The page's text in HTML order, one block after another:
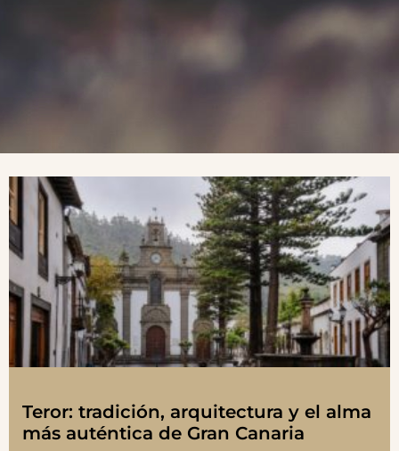
Teror: tradición, arquitectura y el alma
más auténtica de Gran Canaria